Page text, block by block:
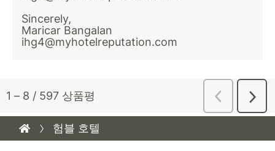
험블 호텔